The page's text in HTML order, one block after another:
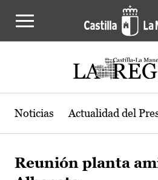
Noticias Actualidad del
Reunión planta